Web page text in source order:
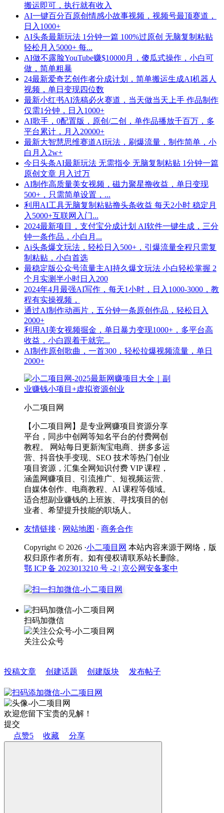
搬运即可，执行就有收入
AI一键百分百原创情感小故事视频，视频号最顶赛道，
日入1000+
AI头条最新玩法 1分钟一篇 100%过原创 无脑复制粘贴
轻松月入5000+ 每...
AI做不露脸YouTube赚$10000月，傻瓜式操作，小白可
做，简单粗暴
24最新爱奇艺创作者分成计划，简单搬运生成AI机器人
视频，单日变现四位数
最新小红书AI洗稿必火赛道，当天做当天上手 作品制作
仅需1分钟，日入1000+
AI歌手，0配置版，原创/二创，单作品播放千百万，多
平台累计，月入20000+
最新大智慧思维赛道AI玩法，刷爆流量，制作简单，小
白月入2w+
今日头条AI最新玩法 无需指令 无脑复制粘贴 1分钟一篇
原创文章 月入过万
AI制作高质量美女视频，磁力聚星撸收益，单日变现
500+，只需简单设置，...
利用AI工具无脑复制粘贴撸头条收益 每天2小时 稳定月
入5000+互联网入门...
2024最新项目，支付宝分成计划 AI软件一键生成，三分
钟一条作品，小白月...
Ai头条爆文玩法，轻松日入500+，引爆流量全程只需复
制粘贴，小白首选
最稳定版公众号流量主AI持久爆文玩法 小白轻松掌握 2
个月实测半小时日入200
2024年4月最强AI写作，每天1小时，日入1000-3000，教
程有实操视频，
通过AI制作动画片，五分钟一条原创作品，轻松日入
2000+
利用AI美女视频掘金，单日暴力变现1000+，多平台高
收益，小白跟着干就完...
AI制作原创歌曲，一首300，轻松拉爆视频流量，单日
2000+
小二项目网
【小二项目网】是专业网赚项目资源分享
平台，同步中创网等知名平台的付费网创
教程。 网站每日更新淘宝电商、拼多多运
营、抖音快手变现、SEO 技术等热门创业
项目资源，汇集全网知识付费 VIP 课程，
涵盖网赚项目、引流推广、短视频运营、
自媒体创作、电商教程、AI 课程等领域。
适合想副业赚钱的上班族、寻找项目的创
业者、希望提升技能的职场人。
友情链接 · 网站地图 · 商务合作
Copyright © 2026 ·小二项目网 本站内容来源于网络，版
权归原作者所有。如有侵权请联系站长删除。
鄂 ICP 备 2023013210 号 -2 | 京公网安备案中
扫码加微信
关注公众号
投稿文章 创建话题 创建版块 发布帖子
欢迎您留下宝贵的见解！
提交
点赞5 收藏 分享